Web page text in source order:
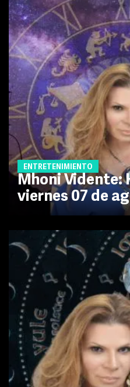
ENTRETENIMIENTO
Mhoni Vidente:
viernes 07 de